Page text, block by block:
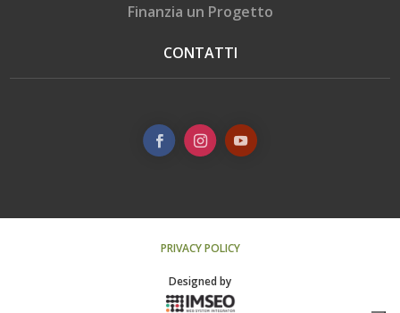
Finanzia un Progetto
CONTATTI
PRIVACY POLICY
Designed by